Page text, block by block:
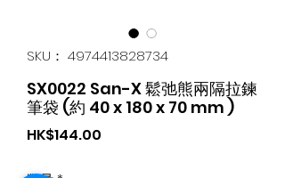
SKU： 4974413828734
SX0022 San-X 鬆弛熊兩隔拉鍊
筆袋 (約 40 x 180 x 70 mm )
HK$144.00